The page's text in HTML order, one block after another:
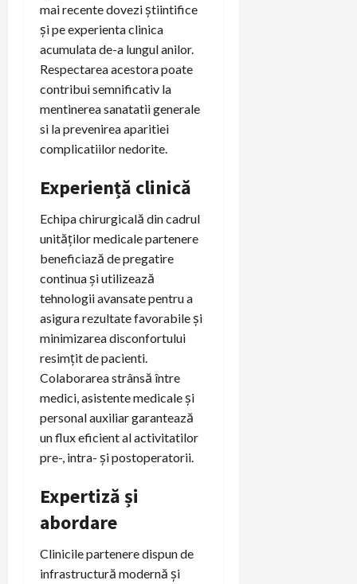
mai recente dovezi știintifice
și pe experienta clinica
acumulata de-a lungul anilor.
Respectarea acestora poate
contribui semnificativ la
mentinerea sanatatii generale
si la prevenirea aparitiei
complicatiilor nedorite.
Experiență clinică
Echipa chirurgicală din cadrul
unităților medicale partenere
beneficiază de pregatire
continua și utilizează
tehnologii avansate pentru a
asigura rezultate favorabile și
minimizarea disconfortului
resimțit de pacienti.
Colaborarea strânsă între
medici, asistente medicale și
personal auxiliar garantează
un flux eficient al activitatilor
pre-, intra- și postoperatorii.
Expertiză și
abordare
Clinicile partenere dispun de
infrastructură modernă și